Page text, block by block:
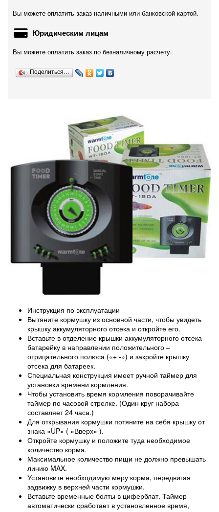
Вы можете оплатить заказ наличными или банковской картой.
Юридическим лицам
Вы можете оплатить заказ по безналичному расчету.
Поделиться…
Инструкция по эксплуатации
Вытяните кормушку из основной части, чтобы увидеть
крышку аккумуляторного отсека и откройте его.
Вставьте в отделение крышки аккумуляторного отсека
батарейку в направлении положительного –
отрицательного полюса («+ -») и закройте крышку
отсека для батареек.
Специальная конструкция имеет ручной таймер для
установки времени кормления.
Чтобы установить время кормления поворачивайте
таймер по часовой стрелке. (Один круг набора
составляет 24 часа.)
Для открывания кормушки потяните на себя крышку от
знака «UP» ( «Вверх» ).
Откройте кормушку и положите туда необходимое
количество корма.
Максимальное количество пищи не должно превышать
линию MAX.
Установите необходимую меру корма, передвигая
задвижку в верхней части кормушки.
Вставьте временные болты в циферблат. Таймер
автоматически сработает в установленное время,